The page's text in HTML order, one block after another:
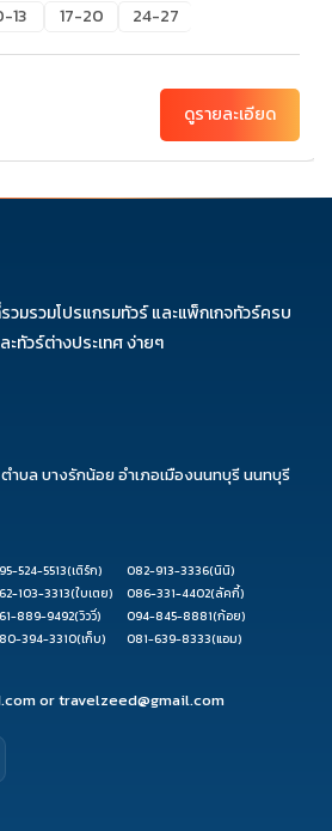
13 17-20 24-27
ดูรายละเอียด
วมรวมโปรแกรมทัวร์ และแพ็กเกจทัวร์ครบ
ทัวร์ต่างประเทศ ง่ายๆ
ำบล บางรักน้อย อำเภอเมืองนนทบุรี นนทบุรี
524-5513(เติร์ก) 082-913-3336(นินิ)
103-3313(ใบเตย) 086-331-4402(ลัคกี้)
889-9492(วิววี่) 094-845-8881(ก้อย)
394-3310(เก็บ) 081-639-8333(แอม)
ortravelzeed@gmail.com